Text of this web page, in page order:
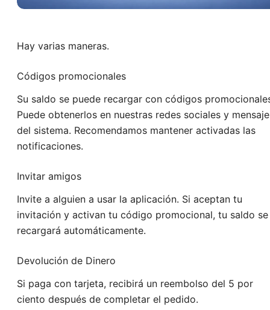
Hay varias maneras.
Códigos promocionales
Su saldo se puede recargar con códigos
Puede obtenerlos en nuestras redes sociales y
del sistema. Recomendamos mantener activadas las
notificaciones.
Invitar amigos
Invite a alguien a usar la aplicación. Si aceptan tu
invitación y activan tu código promocional, tu saldo se
recargará automáticamente.
Devolución de Dinero
Si paga con tarjeta, recibirá un reembolso del 5 por
ciento después de completar el pedido.